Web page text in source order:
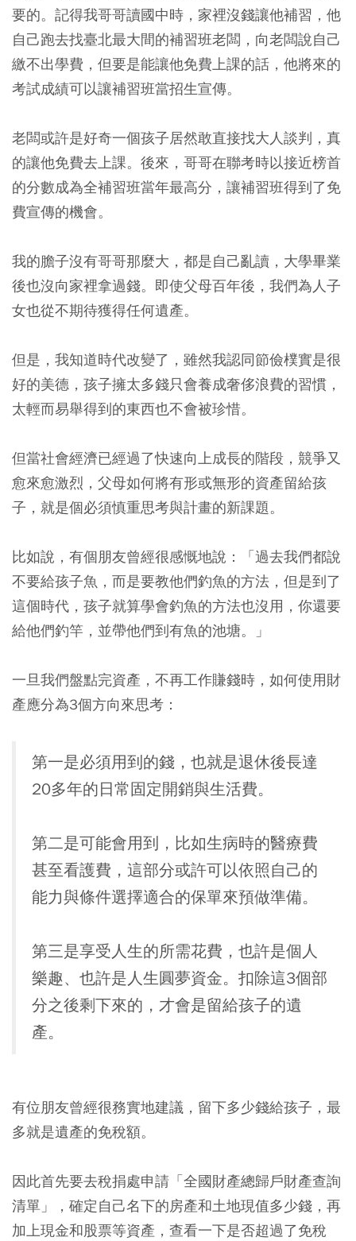
要的。記得我哥哥讀國中時，家裡沒錢讓他補習，他
自己跑去找臺北最大間的補習班老闆，向老闆說自己
繳不出學費，但要是能讓他免費上課的話，他將來的
考試成績可以讓補習班當招生宣傳。
老闆或許是好奇一個孩子居然敢直接找大人談判，真
的讓他免費去上課。後來，哥哥在聯考時以接近榜首
的分數成為全補習班當年最高分，讓補習班得到了免
費宣傳的機會。
我的膽子沒有哥哥那麼大，都是自己亂讀，大學畢業
後也沒向家裡拿過錢。即使父母百年後，我們為人子
女也從不期待獲得任何遺產。
但是，我知道時代改變了，雖然我認同節儉樸實是很
好的美德，孩子擁太多錢只會養成奢侈浪費的習慣，
太輕而易舉得到的東西也不會被珍惜。
但當社會經濟已經過了快速向上成長的階段，競爭又
愈來愈激烈，父母如何將有形或無形的資產留給孩
子，就是個必須慎重思考與計畫的新課題。
比如說，有個朋友曾經很感慨地說：「過去我們都說
不要給孩子魚，而是要教他們釣魚的方法，但是到了
這個時代，孩子就算學會釣魚的方法也沒用，你還要
給他們釣竿，並帶他們到有魚的池塘。」
一旦我們盤點完資產，不再工作賺錢時，如何使用財
產應分為3個方向來思考：
第一是必須用到的錢，也就是退休後長達
20多年的日常固定開銷與生活費。
第二是可能會用到，比如生病時的醫療費
甚至看護費，這部分或許可以依照自己的
能力與條件選擇適合的保單來預做準備。
第三是享受人生的所需花費，也許是個人
樂趣、也許是人生圓夢資金。扣除這3個部
分之後剩下來的，才會是留給孩子的遺
產。
有位朋友曾經很務實地建議，留下多少錢給孩子，最
多就是遺產的免稅額。
因此首先要去稅捐處申請「全國財產總歸戶財產查詢
清單」，確定自己名下的房產和土地現值多少錢，再
加上現金和股票等資產，查看一下是否超過了免稅